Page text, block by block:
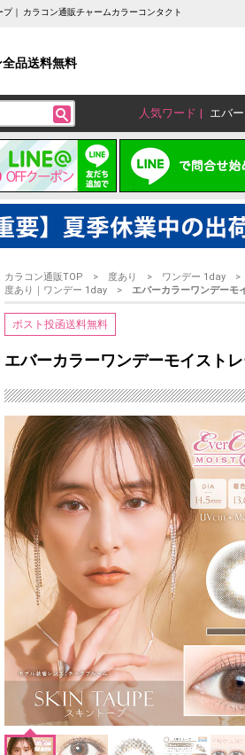
｜ カラコン通販チャームカラーコンタクト
全品送料無料
人気ワード エバ
カラコン通販TOP 度あり ワンデー 1day
度あり｜ワンデー 1day
エバーカラーワンデーモ
ポスト投函送料無料
エバーカラーワンデーモイスト